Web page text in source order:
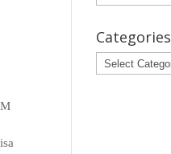
Categories
Categories